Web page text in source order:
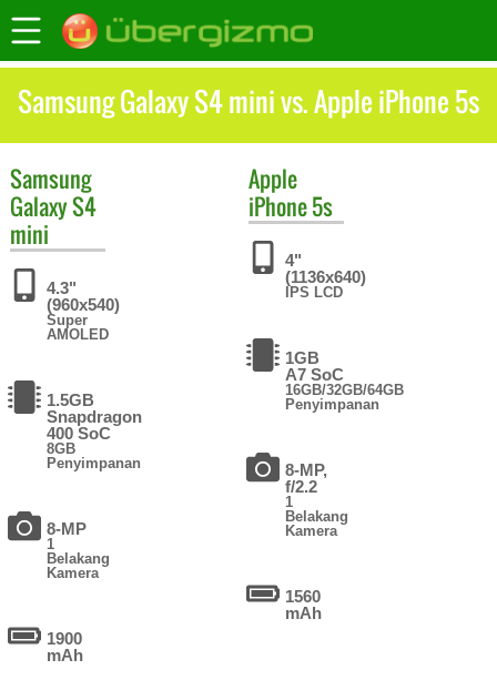
Samsung Galaxy S4 mini vs. Apple iPhone 5s
Samsung
Galaxy S4
mini
4.3"
(960x540)
Super
AMOLED
1.5GB
Snapdragon
400 SoC
8GB
Penyimpanan
8-MP
1
Belakang
Kamera
1900
mAh
Apple
iPhone 5s
4"
(1136x640)
IPS LCD
1GB
A7 SoC
16GB/32GB/64GB
Penyimpanan
8-MP,
f/2.2
1
Belakang
Kamera
1560
mAh